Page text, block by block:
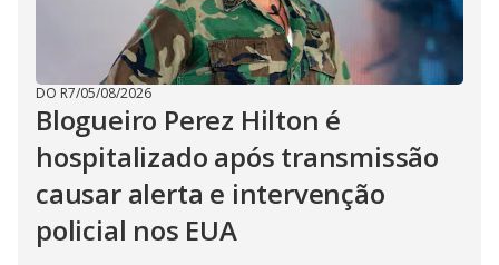
DO R7/05/08/2026
Blogueiro Perez Hilton é
hospitalizado após transmissão
causar alerta e intervenção
policial nos EUA